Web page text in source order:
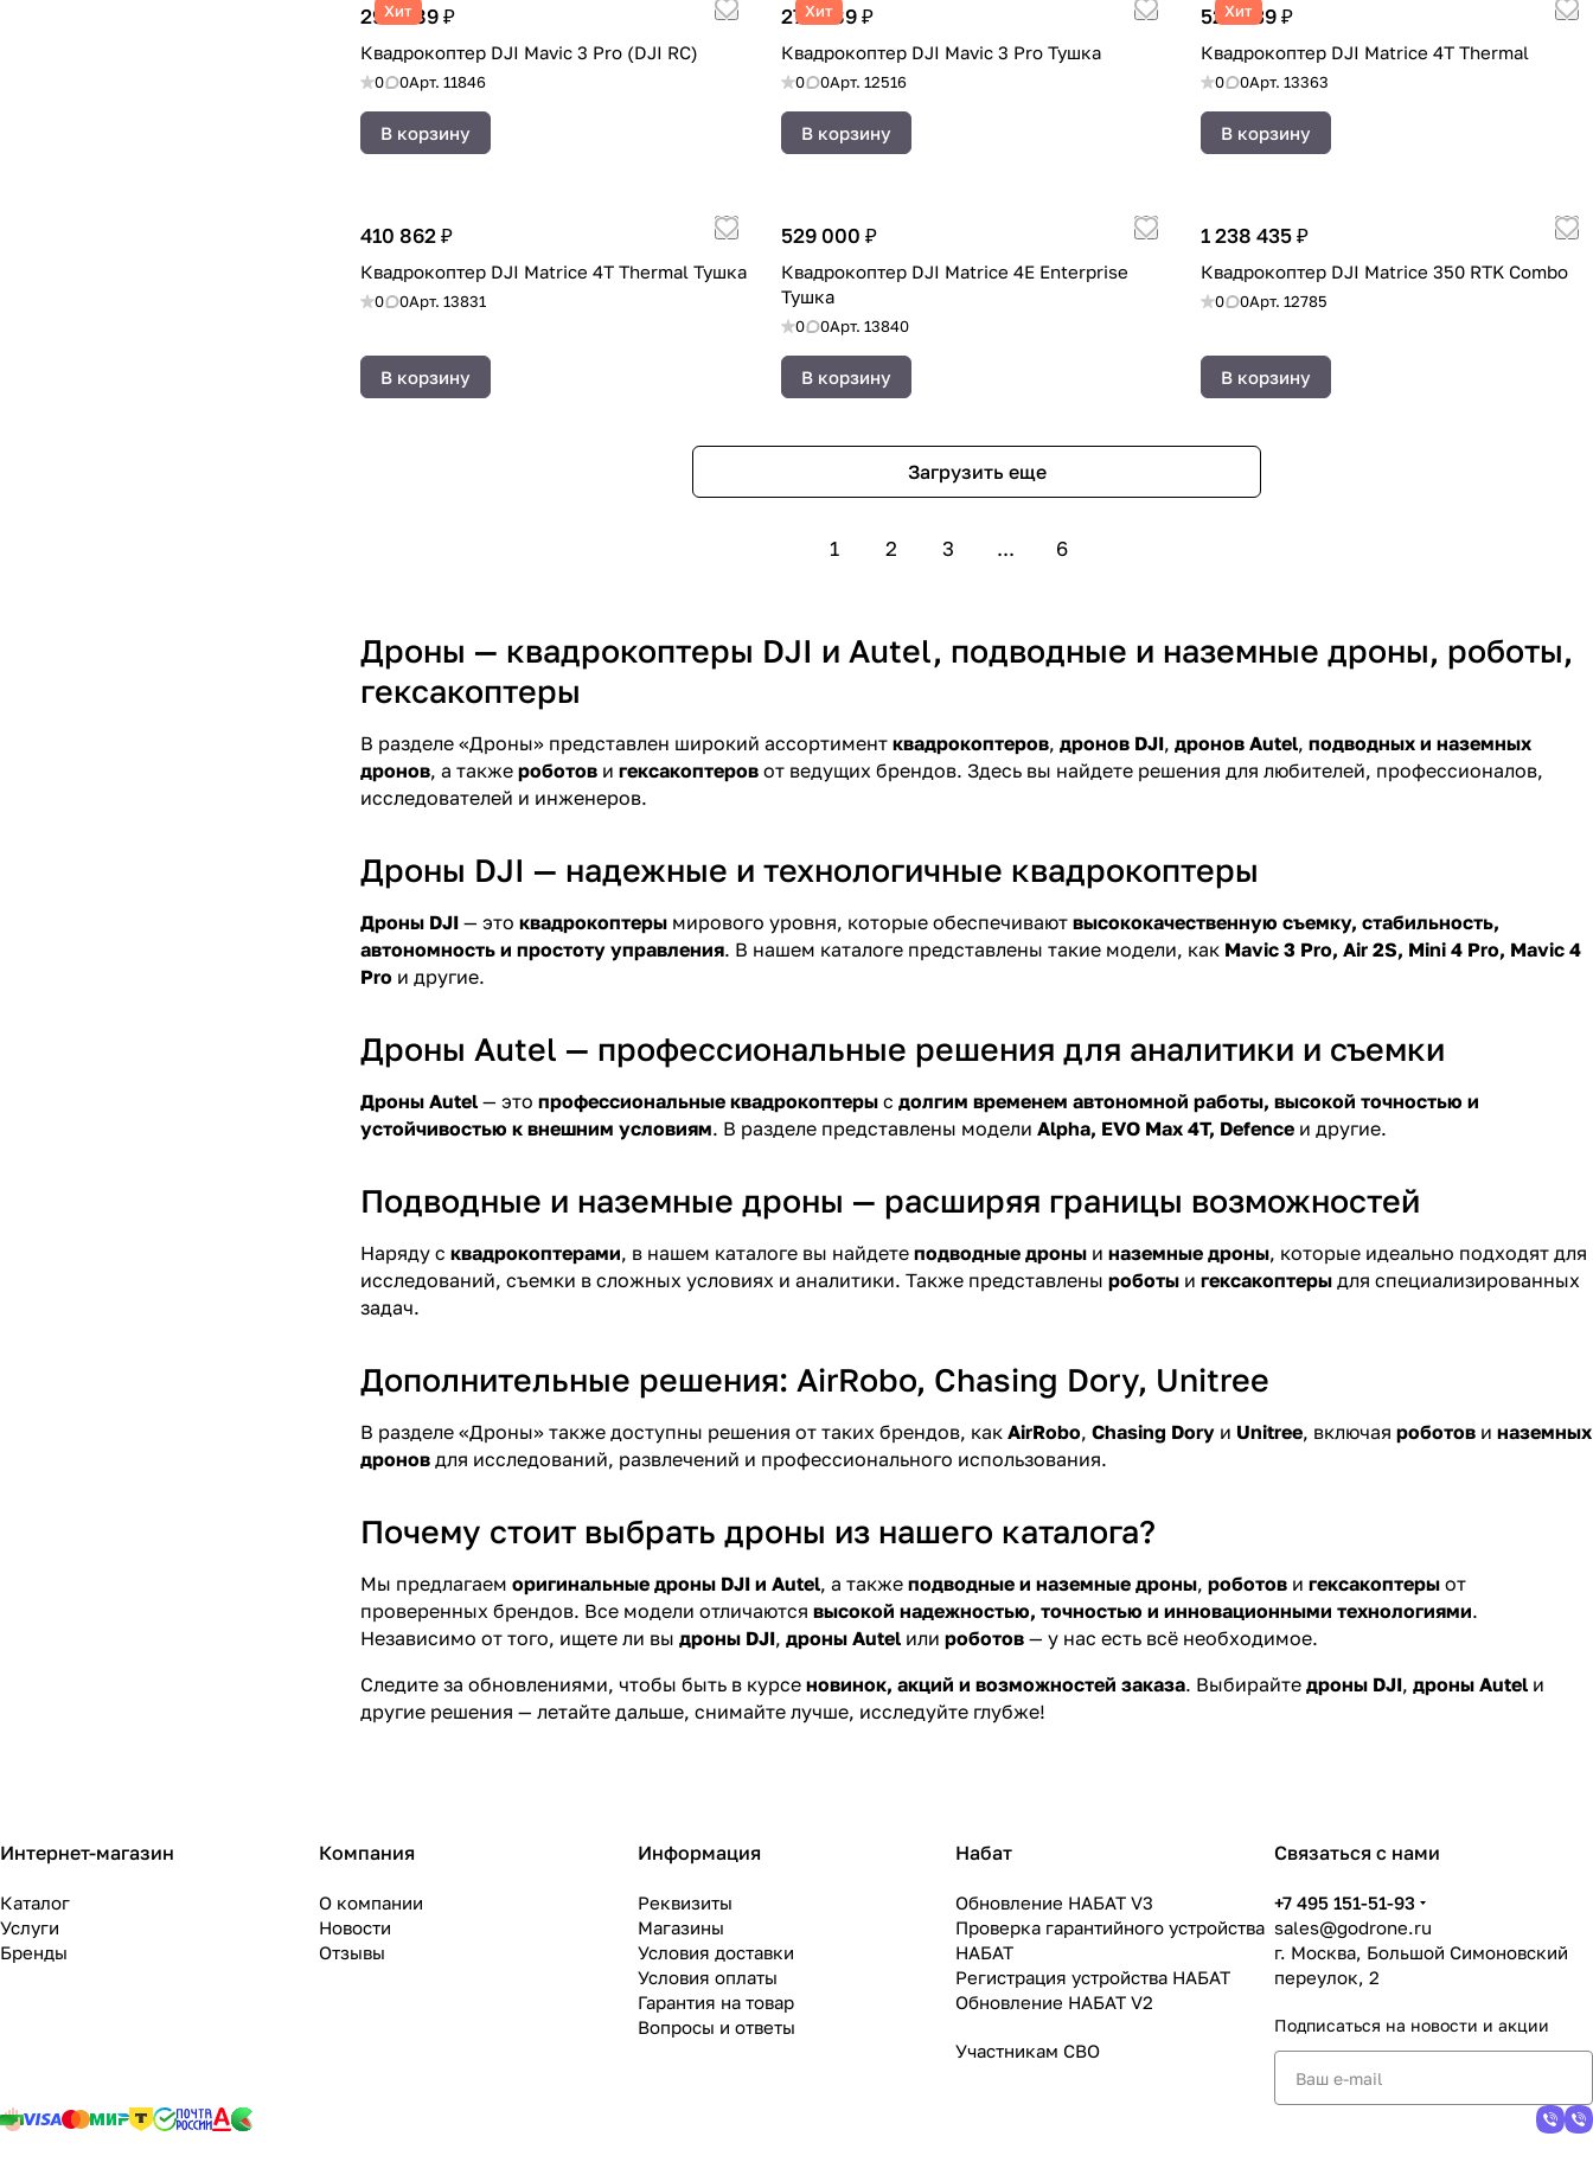
Хит
298 989 ₽
Квадрокоптер DJI Mavic 3 Pro (DJI RC)
0 0Арт. 11846
В корзину
Хит
275 989 ₽
Квадрокоптер DJI Mavic 3 Pro Тушка
0 0Арт. 12516
В корзину
Хит
523 239 ₽
Квадрокоптер DJI Matrice 4T Thermal
0 0Арт.13363
В корзину
410 862 ₽
Квадрокоптер DJI Matrice 4T Thermal Тушка
0 0Арт. 13831
В корзину
529 000 ₽
Квадрокоптер DJI Matrice 4E Enterprise
Тушка
0 0Арт. 13840
В корзину
1 238 435 ₽
Квадрокоптер DJI Matrice 350 RTK Combo
0 0Арт.12785
В корзину
Загрузить еще
1 2 3 ... 6
Дроны — квадрокоптеры DJI и Autel, подводные и наземные дроны, роботы,
гексакоптеры
В разделе «Дроны» представлен широкий ассортимент квадрокоптеров, дронов DJI, дронов Autel, подводных и наземных
дронов, а также роботов и гексакоптеров от ведущих брендов. Здесь вы найдете решения для любителей, профессионалов,
исследователей и инженеров.
Дроны DJI — надежные и технологичные квадрокоптеры
Дроны DJI — это квадрокоптеры мирового уровня, которые обеспечивают высококачественную съемку, стабильность,
автономность и простоту управления. В нашем каталоге представлены такие модели, как Mavic 3 Pro, Air 2S, Mini 4 Pro, Mavic 4
Pro и другие.
Дроны Autel — профессиональные решения для аналитики и съемки
Дроны Autel — это профессиональные квадрокоптеры с долгим временем автономной работы, высокой точностью и
устойчивостью к внешним условиям. В разделе представлены модели Alpha, EVO Max 4T, Defence и другие.
Подводные и наземные дроны — расширяя границы возможностей
Наряду с квадрокоптерами, в нашем каталоге вы найдете подводные дроны и наземные дроны, которые идеально подходят для
исследований, съемки в сложных условиях и аналитики. Также представлены роботы и гексакоптеры для специализированных
задач.
Дополнительные решения: AirRobo, Chasing Dory, Unitree
В разделе «Дроны» также доступны решения от таких брендов, как AirRobo, Chasing Dory и Unitree, включая роботов и наземных
дронов для исследований, развлечений и профессионального использования.
Почему стоит выбрать дроны из нашего каталога?
Мы предлагаем оригинальные дроны DJI и Autel, а также подводные и наземные дроны, роботов и гексакоптеры от
проверенных брендов. Все модели отличаются высокой надежностью, точностью и инновационными технологиями.
Независимо от того, ищете ли вы дроны DJI, дроны Autel или роботов — у нас есть всё необходимое.
Следите за обновлениями, чтобы быть в курсе новинок, акций и возможностей заказа. Выбирайте дроны DJI, дроны Autel и
другие решения — летайте дальше, снимайте лучше, исследуйте глубже!
Интернет-магазин
Каталог
Услуги
Бренды
Компания
О компании
Новости
Отзывы
Информация
Реквизиты
Магазины
Условия доставки
Условия оплаты
Гарантия на товар
Вопросы и ответы
Набат
Обновление НАБАТ V3
Проверка гарантийного устройства
НАБАТ
Регистрация устройства НАБАТ
Обновление НАБАТ V2
Участникам СВО
Связаться с нами
+7 495 151-51-93
sales@godrone.ru
г. Москва, Большой Симоновский
переулок, 2
Подписаться на новости и акции